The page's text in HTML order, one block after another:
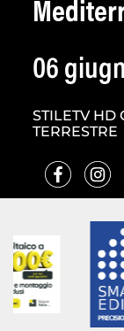
06
STILETV HD
TERRESTRE